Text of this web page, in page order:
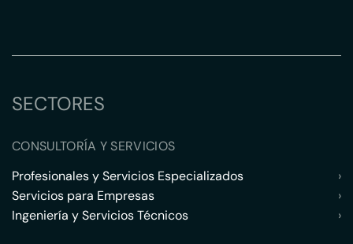
SECTORES
CONSULTORÍA Y SERVICIOS
Profesionales y Servicios Especializados
›
Servicios para Empresas
›
Ingeniería y Servicios Técnicos
›